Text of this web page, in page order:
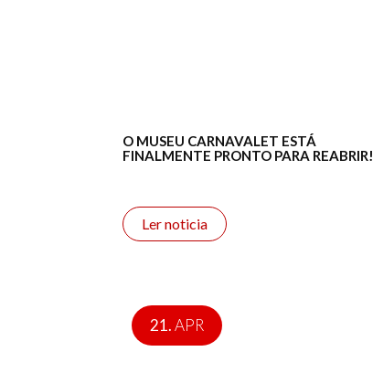
O MUSEU CARNAVALET ESTÁ
FINALMENTE PRONTO PARA REABRIR!
Ler noticia
21.APR